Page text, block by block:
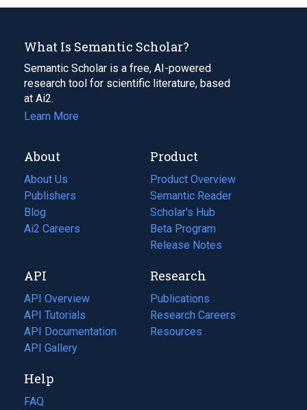
What Is Semantic Scholar?
Semantic Scholar is a free, AI-powered
research tool for scientific literature, based
at Ai2.
Learn More
About
About Us
Publishers
Blog
(opens
in
tab)
Ai2 Careers
(opens
new
tab)
Product
Product Overview
Semantic Reader
Scholar's Hub
Beta Program
Release Notes
API
API Overview
API Tutorials
API Documentation
(opens
in
new
tab)
API Gallery
Research
Publications
(opens
in
a
Research Careers
(opens
in
Resources
(opens
Help
FAQ